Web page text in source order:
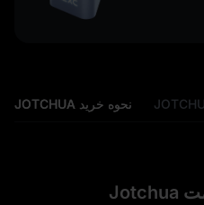
نحوه خرید JOTCHUA
اقتصاد توکنی و تحلیل قیمت Jotchua